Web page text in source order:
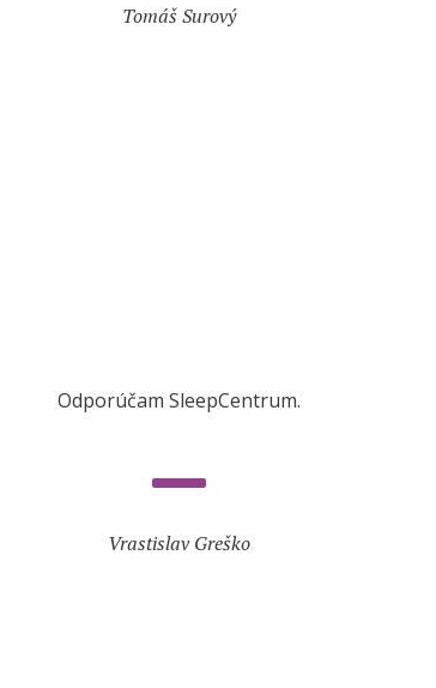
Tomáš Surový
Odporúčam SleepCentrum.
Vrastislav Greško